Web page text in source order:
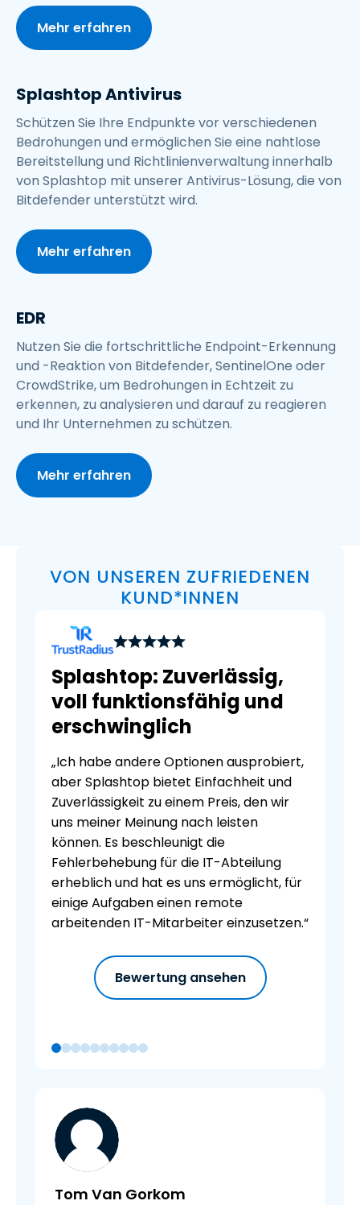
Mehr erfahren
Splashtop Antivirus
Schützen Sie Ihre Endpunkte vor verschiedenen
Bedrohungen und ermöglichen Sie eine nahtlose
Bereitstellung und Richtlinienverwaltung innerhalb
von Splashtop mit unserer Antivirus-Lösung, die von
Bitdefender unterstützt wird.
Mehr erfahren
EDR
Nutzen Sie die fortschrittliche Endpoint-Erkennung
und -Reaktion von Bitdefender, SentinelOne oder
CrowdStrike, um Bedrohungen in Echtzeit zu
erkennen, zu analysieren und darauf zu reagieren
und Ihr Unternehmen zu schützen.
Mehr erfahren
VON UNSEREN ZUFRIEDENEN
KUND*INNEN
Splashtop: Zuverlässig,
voll funktionsfähig und
erschwinglich
„Ich habe andere Optionen ausprobiert,
aber Splashtop bietet Einfachheit und
Zuverlässigkeit zu einem Preis, den wir
uns meiner Meinung nach leisten
können. Es beschleunigt die
Fehlerbehebung für die IT-Abteilung
erheblich und hat es uns ermöglicht, für
einige Aufgaben einen remote
arbeitenden IT-Mitarbeiter einzusetzen.“
Bewertung ansehen
Tom Van Gorkom